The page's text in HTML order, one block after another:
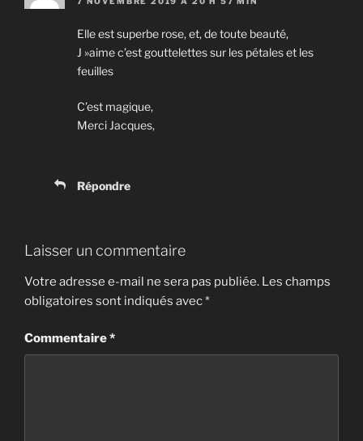
Elle est superbe rose, et, de toute beauté,
J »aime c’est gouttelettes sur les pétales et les
feuilles
C’est magique,
Merci Jacques,
Répondre
Laisser un commentaire
Votre adresse e-mail ne sera pas publiée. Les champs
obligatoires sont indiqués avec*
Commentaire*